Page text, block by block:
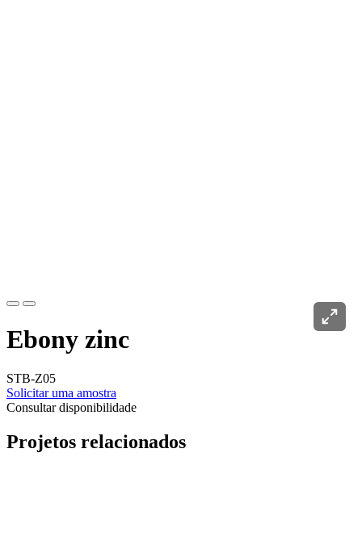
Ebony zinc
STB-Z05
Solicitar uma amostra
Consultar disponibilidade
Projetos relacionados